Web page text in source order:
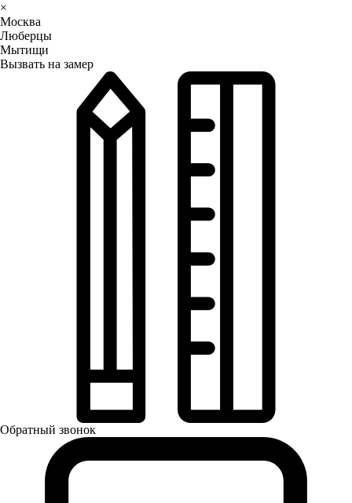
×
Москва
Люберцы
Мытищи
Вызвать на замер
Обратный звонок